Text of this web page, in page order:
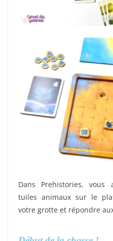
Dans Prehistories, vous
tuiles animaux sur le
votre grotte et répondre